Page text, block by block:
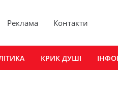
Реклама Контакти
КРИК ДУШІ